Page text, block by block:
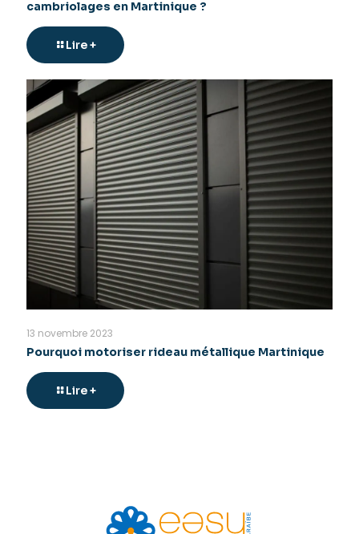
cambriolages en Martinique ?
Lire +
13 novembre 2023
Pourquoi motoriser rideau métallique Martinique
Lire +